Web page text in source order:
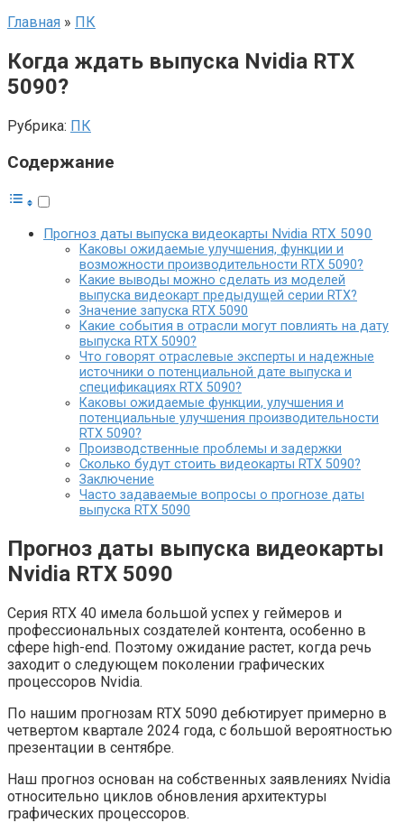
Главная » ПК
Когда ждать выпуска Nvidia RTX
5090?
Рубрика: ПК
Содержание
Прогноз даты выпуска видеокарты Nvidia RTX 5090
Каковы ожидаемые улучшения, функции и
возможности производительности RTX 5090?
Какие выводы можно сделать из моделей
выпуска видеокарт предыдущей серии RTX?
Значение запуска RTX 5090
Какие события в отрасли могут повлиять на дату
выпуска RTX 5090?
Что говорят отраслевые эксперты и надежные
источники о потенциальной дате выпуска и
спецификациях RTX 5090?
Каковы ожидаемые функции, улучшения и
потенциальные улучшения производительности
RTX 5090?
Производственные проблемы и задержки
Сколько будут стоить видеокарты RTX 5090?
Заключение
Часто задаваемые вопросы о прогнозе даты
выпуска RTX 5090
Прогноз даты выпуска видеокарты
Nvidia RTX 5090
Серия RTX 40 имела большой успех у геймеров и
профессиональных создателей контента, особенно в
сфере high-end. Поэтому ожидание растет, когда речь
заходит о следующем поколении графических
процессоров Nvidia.
По нашим прогнозам RTX 5090 дебютирует примерно в
четвертом квартале 2024 года, с большой вероятностью
презентации в сентябре.
Наш прогноз основан на собственных заявлениях Nvidia
относительно циклов обновления архитектуры
графических процессоров.